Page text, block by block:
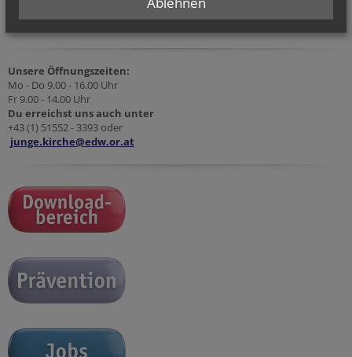
Unsere Öffnungszeiten:
Mo - Do 9.00 - 16.00 Uhr
Fr 9.00 - 14.00 Uhr
Du erreichst uns auch unter
+43 (1) 51552 - 3393 oder
junge.kirche@edw.or.at